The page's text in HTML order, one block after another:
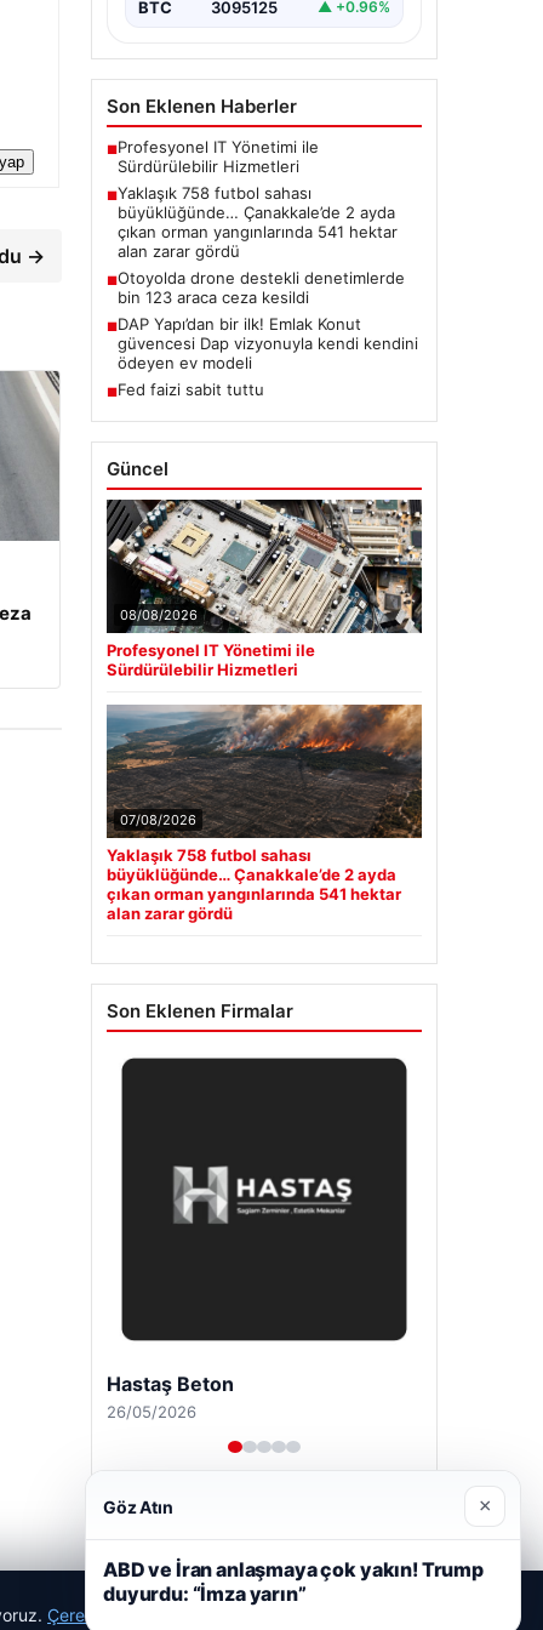
→
BTC 3095125 ▲ +0.96%
Son Eklenen Haberler
■Profesyonel IT Yönetimi ile
Sürdürülebilir Hizmetleri
■Yaklaşık 758 futbol sahası
büyüklüğünde… Çanakkale’de 2 ayda
çıkan orman yangınlarında 541 hektar
alan zarar gördü
■Otoyolda drone destekli denetimlerde
bin 123 araca ceza kesildi
■DAP Yapı’dan bir ilk! Emlak Konut
güvencesi Dap vizyonuyla kendi kendini
ödeyen ev modeli
■Fed faizi sabit tuttu
Güncel
08/08/2026
Profesyonel IT Yönetimi ile
Sürdürülebilir Hizmetleri
07/08/2026
Yaklaşık 758 futbol sahası
büyüklüğünde… Çanakkale’de 2 ayda
çıkan orman yangınlarında 541 hektar
alan zarar gördü
Son Eklenen Firmalar
Hastaş Beton
26/05/2026
Çerez Politikamız
Göz Atın ×
ABD ve İran anlaşmaya çok yakın! Trump
duyurdu: “İmza yarın”